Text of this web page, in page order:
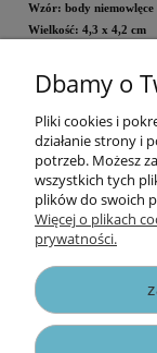
Wzór: body niemowlęce
Wielkość: 4,3 x 4,2 cm
Cena za opakowanie.
Dbamy o
Pliki cookies i
działanie strony i
potrzeb. Możesz
wszystkich tych
plików do swoich
Więcej o plikach
prywatności.